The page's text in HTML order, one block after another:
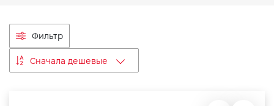
Фильтр
Сначала дешевые